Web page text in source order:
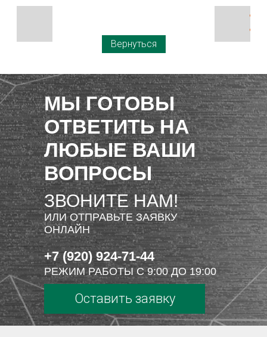
Вернуться
МЫ ГОТОВЫ
ОТВЕТИТЬ НА
ЛЮБЫЕ ВАШИ
ВОПРОСЫ
ЗВОНИТЕ НАМ!
ИЛИ ОТПРАВЬТЕ ЗАЯВКУ
ОНЛАЙН
+7 (920) 924-71-44
РЕЖИМ РАБОТЫ С 9:00 ДО 19:00
Оставить заявку